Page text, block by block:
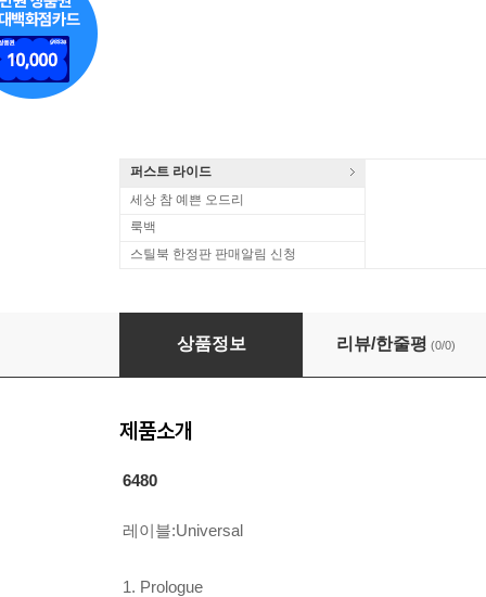
퍼스트 라이드
세상 참 예쁜 오드리
룩백
스틸북 한정판 판매알림 신청
O.S.T. - 접속
상품정보 리뷰/한줄평 (0/0)
제품소개
6480
레이블:Universal
1. Prologue